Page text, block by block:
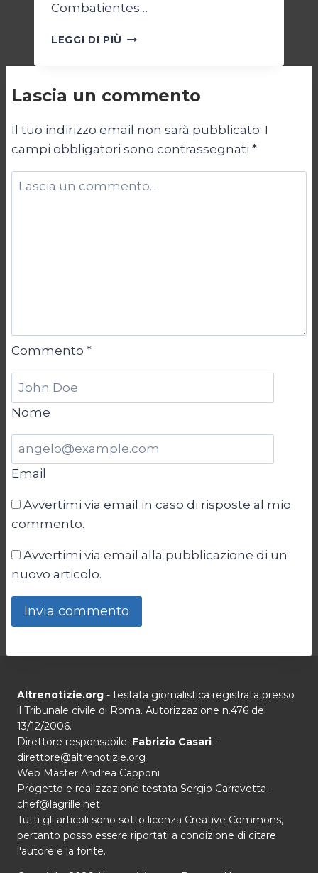
Combatientes…
LEGGI DI PIÙ LE
E
OGGI
Lascia un commento
Il tuo indirizzo email non sarà pubblicato. I
campi obbligatori sono contrassegnati *
Commento *
Nome
Email
Avvertimi via email in caso di risposte al mio
commento.
Avvertimi via email alla pubblicazione di un
nuovo articolo.
Altrenotizie.org - testata giornalistica registrata presso
il Tribunale civile di Roma. Autorizzazione n.476 del
13/12/2006.
Direttore responsabile: Fabrizio Casari -
direttore@altrenotizie.org
Web Master Andrea Capponi
Progetto e realizzazione testata Sergio Carravetta -
chef@lagrille.net
Tutti gli articoli sono sotto licenza Creative Commons,
pertanto posso essere riportati a condizione di citare
l'autore e la fonte.